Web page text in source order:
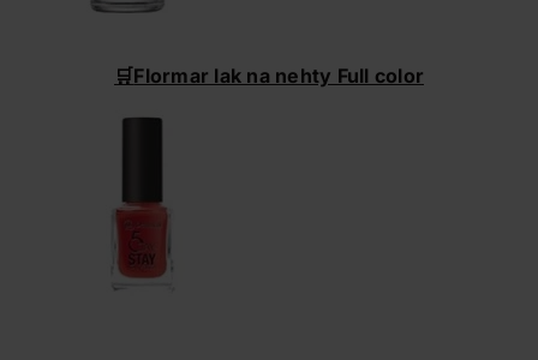
🛒Flormar lak na nehty Full color